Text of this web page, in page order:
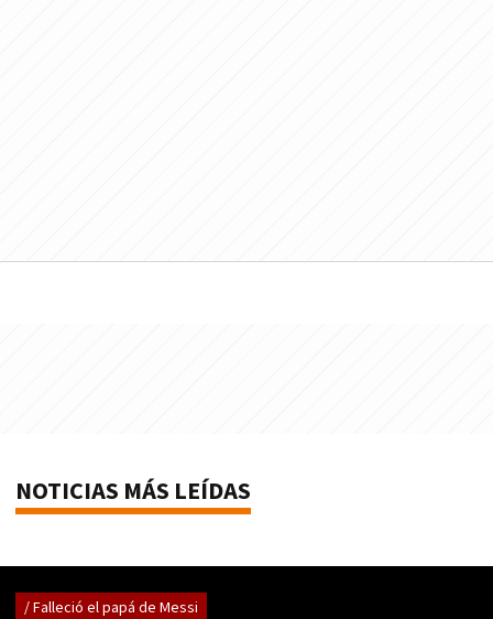
NOTICIAS MÁS LEÍDAS
/ Falleció el papá de Messi